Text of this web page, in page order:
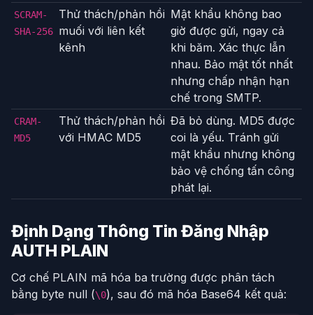
SCRAM-
SHA-256
Thử thách/phản hồi
muối với liên kết
kênh
Mật khẩu không bao
giờ được gửi, ngay cả
khi băm. Xác thực lẫn
nhau. Bảo mật tốt nhất
nhưng chấp nhận hạn
chế trong SMTP.
CRAM-
MD5
Thử thách/phản hồi
với HMAC MD5
Đã bỏ dùng. MD5 được
coi là yếu. Tránh gửi
mật khẩu nhưng không
bảo vệ chống tấn công
phát lại.
Định Dạng Thông Tin Đăng Nhập
AUTH PLAIN
Cơ chế PLAIN mã hóa ba trường được phân tách
bằng byte null (\0), sau đó mã hóa Base64 kết quả: